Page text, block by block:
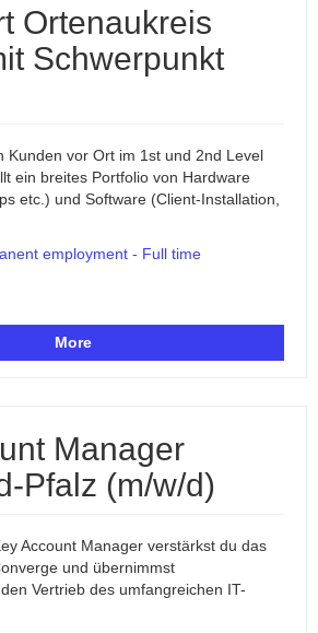
Ortenaukreis
Schwerpunkt
Kunden vor Ort im 1st und 2nd Level
ein breites Portfolio von Hardware
etc.) und Software (Client-Installation,
employment - Full time
More
Manager
Pfalz (m/w/d)
Account Manager verstärkst du das
und übernimmst
Vertrieb des umfangreichen IT-